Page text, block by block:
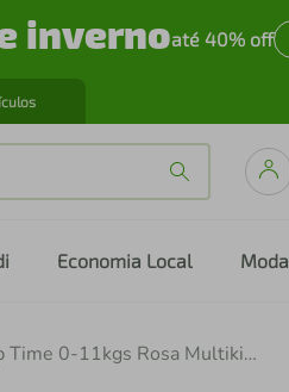
invernoaté 40% off
Economia Local Moda
Cadeira de Descanso Nap Time 0-11kgs Rosa Multikids Baby - BB291 BB291